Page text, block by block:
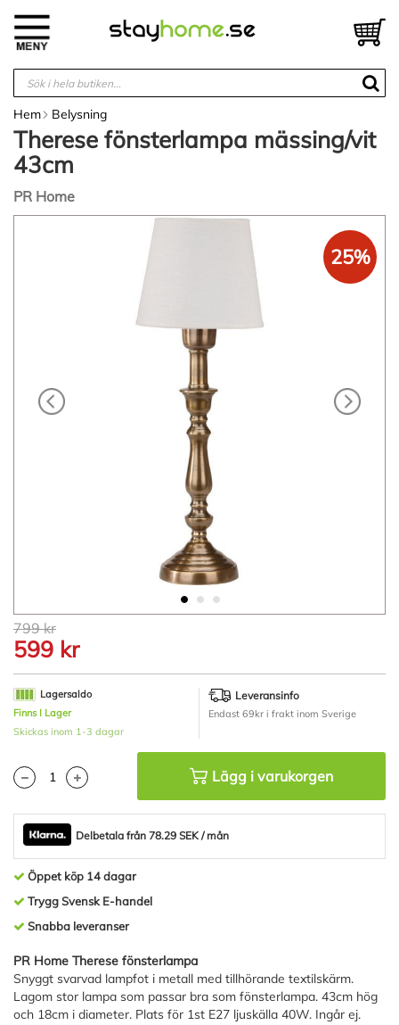
innehållet
Hem Belysning
Therese fönsterlampa mässing/vit
43cm
PR Home
Hoppa
till
början
av
bildgalleriet
25%
799 kr
599 kr
Lagersaldo
Finns I Lager
Skickas inom 1-3 dagar
Leveransinfo
Endast 69kr i frakt inom Sverige
Lägg i varukorgen
Delbetala från 78.29 SEK / mån
Öppet köp 14 dagar
Trygg Svensk E-handel
Snabba leveranser
PR Home Therese fönsterlampa
Snyggt svarvad lampfot i metall med tillhörande textilskärm.
Lagom stor lampa som passar bra som fönsterlampa. 43cm hög
och 18cm i diameter. Plats för 1st E27 ljuskälla 40W. Ingår ej.